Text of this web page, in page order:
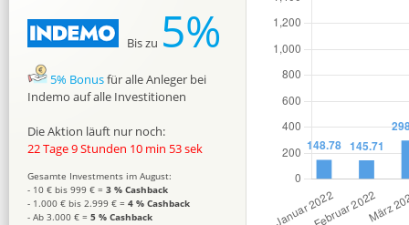
Bis zu 5%
5% Bonusfür alle Anleger bei
Indemo auf alle Investitionen
Die Aktion läuft nur noch:
22 Tage 9 Stunden 10 min 52 sek
Gesamte Investments im August:
- 10 € bis 999 € = 3 % Cashback
- 1.000 € bis 2.999 € = 4 % Cashback
- Ab 3.000 € = 5 % Cashback